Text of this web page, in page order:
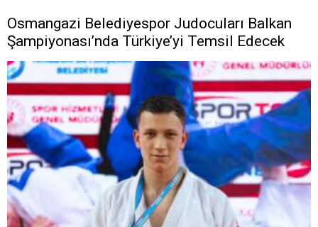
Osmangazi Belediyespor Judocuları Balkan
Şampiyonası’nda Türkiye’yi Temsil Edecek